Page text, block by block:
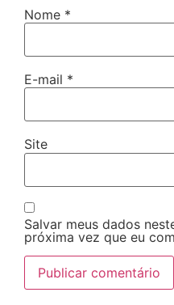
Nome *
E-mail *
Site
Salvar meus dados
próxima vez que eu